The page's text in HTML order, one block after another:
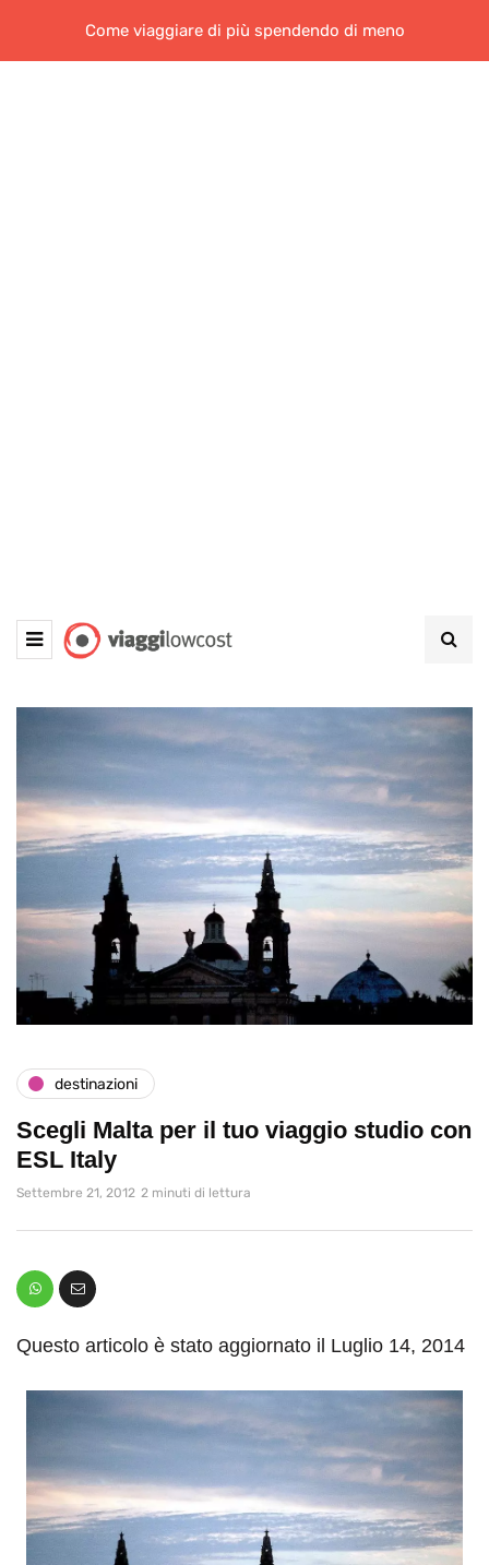
Come viaggiare di più spendendo di meno
destinazioni
Scegli Malta per il tuo viaggio studio con
ESL Italy
Settembre 21, 2012 2 minuti di lettura
Questo articolo è stato aggiornato il Luglio 14, 2014